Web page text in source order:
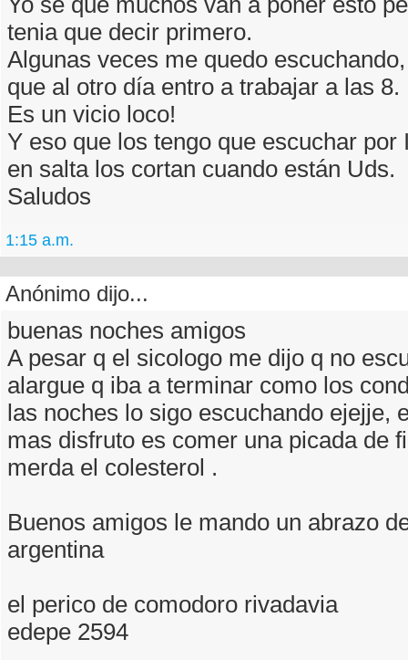
tenia que decir primero.
Algunas veces me quedo
que al otro día entro a trabajar a las 8.
Es un vicio loco!
Y eso que los tengo que escuchar por
en salta los cortan cuando están Uds.
Saludos
1:15 a.m.
Anónimo dijo...
buenas noches amigos
A pesar q el sicologo me dijo q no
alargue q iba a terminar como los
las noches lo sigo escuchando ejejje,
mas disfruto es comer una picada de
merda el colesterol .
Buenos amigos le mando un abrazo
argentina
el perico de comodoro rivadavia
edepe 2594